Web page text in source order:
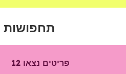
תחפושות
12 פריטים נצאו